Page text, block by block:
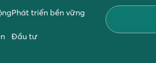
Phát triển bền vững
Đầu tư